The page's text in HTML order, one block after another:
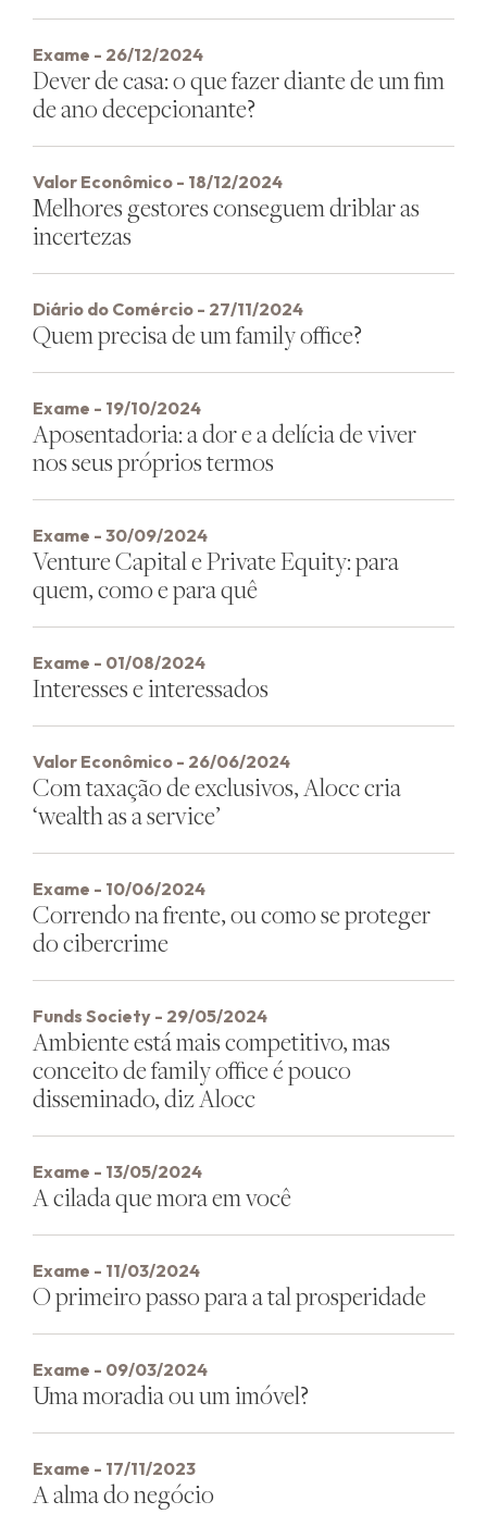
Exame - 26/12/2024
Dever de casa: o que fazer diante de um fim
de ano decepcionante?
Valor Econômico - 18/12/2024
Melhores gestores conseguem driblar as
incertezas
Diário do Comércio - 27/11/2024
Quem precisa de um family office?
Exame - 19/10/2024
Aposentadoria: a dor e a delícia de viver
nos seus próprios termos
Exame - 30/09/2024
Venture Capital e Private Equity: para
quem, como e para quê
Exame - 01/08/2024
Interesses e interessados
Valor Econômico - 26/06/2024
Com taxação de exclusivos, Alocc cria
‘wealth as a service’
Exame - 10/06/2024
Correndo na frente, ou como se proteger
do cibercrime
Funds Society - 29/05/2024
Ambiente está mais competitivo, mas
conceito de family office é pouco
disseminado, diz Alocc
Exame - 13/05/2024
A cilada que mora em você
Exame - 11/03/2024
O primeiro passo para a tal prosperidade
Exame - 09/03/2024
Uma moradia ou um imóvel?
Exame - 17/11/2023
A alma do negócio